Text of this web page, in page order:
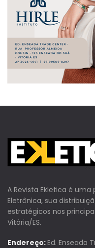
A Revista Ekletica é
Eletrônica, sua
estratégicos nos
Vitória/ES.
Endereço:Ed. Enseada